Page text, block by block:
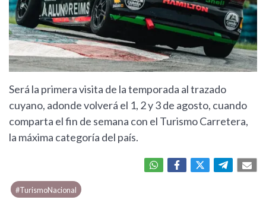
Será la primera visita de la temporada al trazado
cuyano, adonde volverá el 1, 2 y 3 de agosto, cuando
comparta el fin de semana con el Turismo Carretera,
la máxima categoría del país.
#TurismoNacional